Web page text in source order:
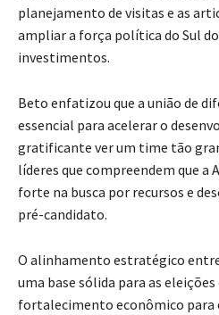
planejamento de visitas e as
ampliar a força política do Sul
investimentos.
Beto enfatizou que a união de
essencial para acelerar o
gratificante ver um time tão
líderes que compreendem que a
forte na busca por recursos e
pré-candidato.
O alinhamento estratégico
uma base sólida para as
fortalecimento econômico para